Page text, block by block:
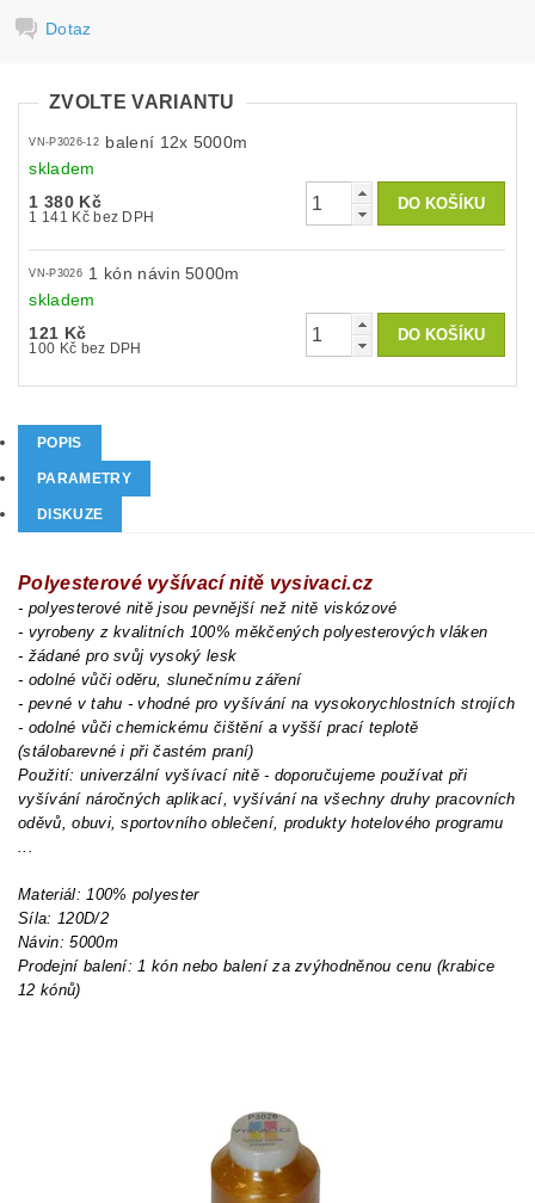
Dotaz
ZVOLTE VARIANTU
VN-P3026-12
balení 12x 5000m
skladem
1 380 Kč
1 141 Kč bez DPH
VN-P3026
1 kón návin 5000m
skladem
121 Kč
100 Kč bez DPH
POPIS
PARAMETRY
DISKUZE
Polyesterové vyšívací nitě vysivaci.cz
- polyesterové nitě jsou pevnější než nitě viskózové
- vyrobeny z kvalitních 100% měkčených polyesterových vláken
- žádané pro svůj vysoký lesk
- odolné vůči oděru, slunečnímu záření
- pevné v tahu - vhodné pro vyšívání na vysokorychlostních strojích
- odolné vůči chemickému čištění a vyšší prací teplotě
(stálobarevné i při častém praní)
Použití: univerzální vyšívací nitě - doporučujeme používat při
vyšívání náročných aplikací, vyšívání na všechny druhy pracovních
oděvů, obuvi, sportovního oblečení, produkty hotelového programu
...
Materiál: 100% polyester
Síla: 120D/2
Návin: 5000m
Prodejní balení: 1 kón nebo balení za zvýhodněnou cenu (krabice
12 kónů)